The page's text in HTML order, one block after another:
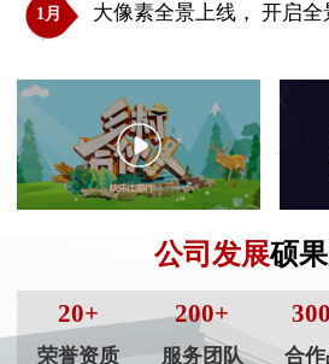
大像素全景上线， 开启
1月
公司发展硕
20+
荣誉资质
200+
服务团队 合